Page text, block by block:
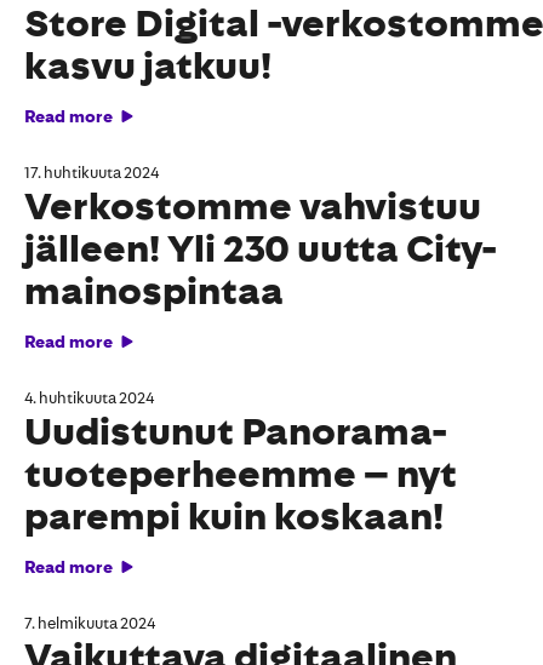
Store Digital -verkostomme
kasvu jatkuu!
Read more
17. huhtikuuta 2024
Verkostomme vahvistuu
jälleen! Yli 230 uutta City-
mainospintaa
Read more
4. huhtikuuta 2024
Uudistunut Panorama-
tuoteperheemme – nyt
parempi kuin koskaan!
Read more
7. helmikuuta 2024